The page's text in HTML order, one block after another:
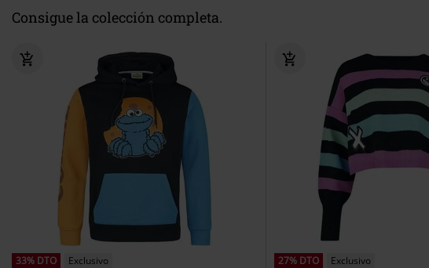
Consigue la colección completa.
33% DTO
Exclusivo
27% DTO
Exclusivo